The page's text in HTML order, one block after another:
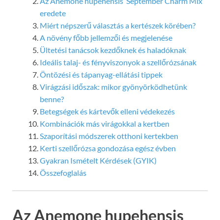
eredete
Miért népszerű választás a kertészek körében?
A növény főbb jellemzői és megjelenése
Ültetési tanácsok kezdőknek és haladóknak
Ideális talaj- és fényviszonyok a szellőrózsának
Öntözési és tápanyag-ellátási tippek
Virágzási időszak: mikor gyönyörködhetünk
benne?
Betegségek és kártevők elleni védekezés
Kombinációk más virágokkal a kertben
Szaporítási módszerek otthoni kertekben
Kerti szellőrózsa gondozása egész évben
Gyakran Ismételt Kérdések (GYIK)
Összefoglalás
Az Anemone hupehensis